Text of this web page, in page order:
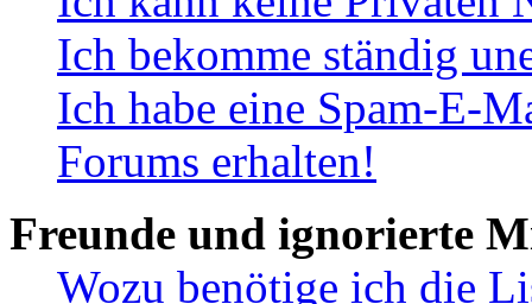
Ich bekomme ständig
Ich habe eine Spam-E-
Forums erhalten!
Freunde und ignorierte
Wozu benötige ich die